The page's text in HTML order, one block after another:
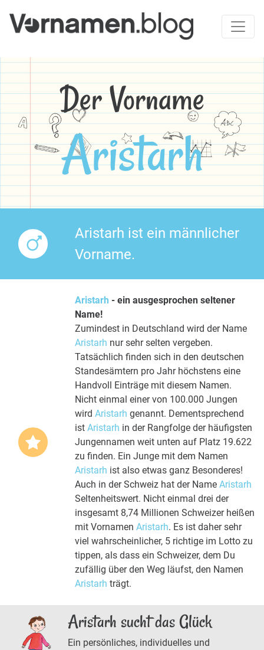
Der Vorname
Aristarh
Aristarh ist ein männlicher
Vorname.
Aristarh - ein ausgesprochen seltener
Name!
Zumindest in Deutschland wird der Name
Aristarh nur sehr selten vergeben.
Tatsächlich finden sich in den deutschen
Standesämtern pro Jahr höchstens eine
Handvoll Einträge mit diesem Namen.
Nicht einmal einer von 100.000 Jungen
wird Aristarh genannt. Dementsprechend
ist Aristarh in der Rangfolge der häufigsten
Jungennamen weit unten auf Platz 19.622
zu finden. Ein Junge mit dem Namen
Aristarh ist also etwas ganz Besonderes!
Auch in der Schweiz hat der Name Aristarh
Seltenheitswert. Nicht einmal drei der
insgesamt 8,74 Millionen Schweizer heißen
mit Vornamen Aristarh. Es ist daher sehr
viel wahrscheinlicher, 5 richtige im Lotto zu
tippen, als dass ein Schweizer, dem Du
zufällig über den Weg läufst, den Namen
Aristarh trägt.
Aristarh sucht das Glück
Ein persönliches, individuelles und